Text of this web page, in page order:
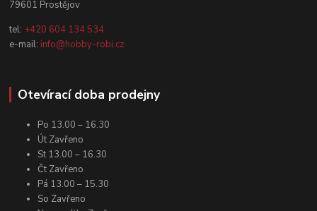
79601 Prostějov
tel: +420 604 134 534
e-mail: info@hobby-robi.cz
Otevírací doba prodejny
Po 13.00 – 16.30
Út Zavřeno
St 13.00 – 16.30
Čt Zavřeno
Pá 13.00 – 15.30
So Zavřeno